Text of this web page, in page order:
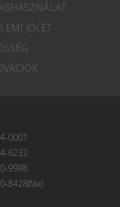
JÓLÉT
0001
6232
9998
8428(fax)